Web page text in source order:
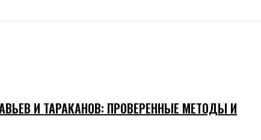
И ТАРАКАНОВ: ПРОВЕРЕННЫЕ МЕТОДЫ И